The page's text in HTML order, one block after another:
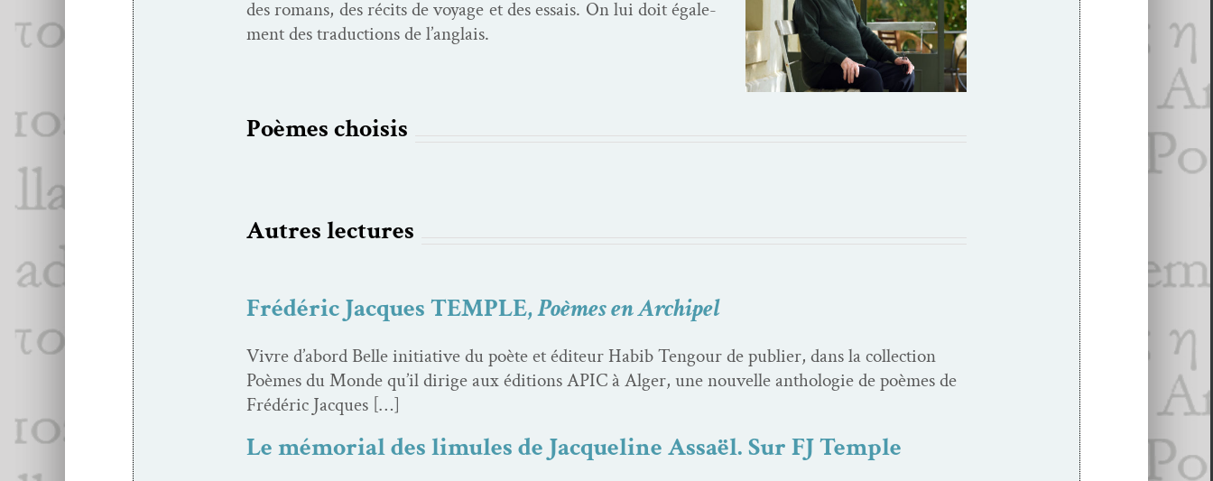
des romans, des réc­its de voy­age et des essais. On lui doit égale­
ment des tra­duc­tions de l’anglais.
Poèmes choi­sis
Autres lec­tures
Frédéric Jacques TEMPLE,Poèmes en Archipel
Vivre d’abord Belle ini­tia­tive du poète et édi­teur Habib Ten­gour de pub­li­er, dans la col­lec­tion
Poèmes du Monde qu’il dirige aux édi­tions APIC à Alger, une nou­velle antholo­gie de poèmes de
Frédéric Jacques […]
Le mémorial des limules de Jacqueline Assaël. Sur FJ Temple